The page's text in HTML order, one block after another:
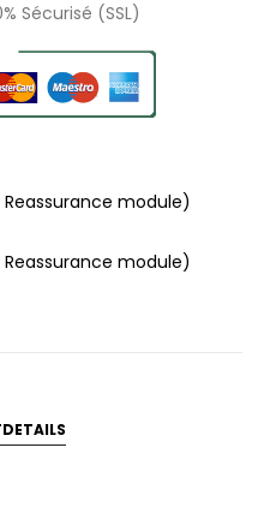
Sécurisé (SSL)
module)
module)